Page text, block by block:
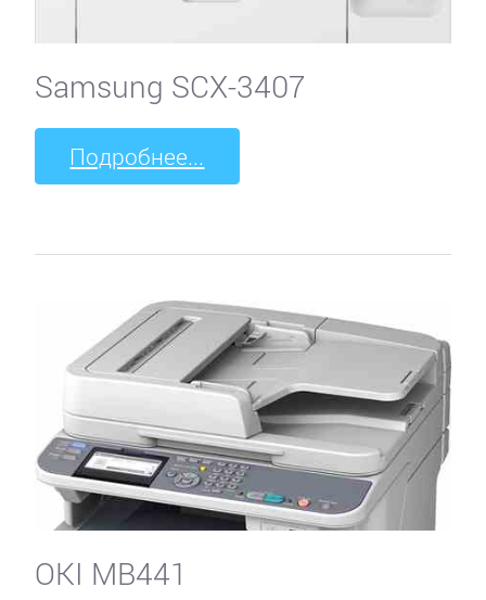
Samsung SCX-3407
Подробнее...
OKI MB441